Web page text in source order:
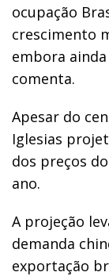
ocupação
crescimento
embora
comenta.
Apesar do
Iglesias
dos preços
ano.
A projeção
demanda
exportação